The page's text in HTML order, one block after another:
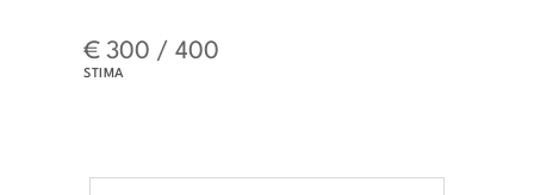
€ 300 / 400
STIMA